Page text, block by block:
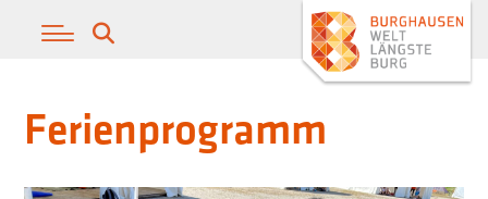
Ferienprogramm